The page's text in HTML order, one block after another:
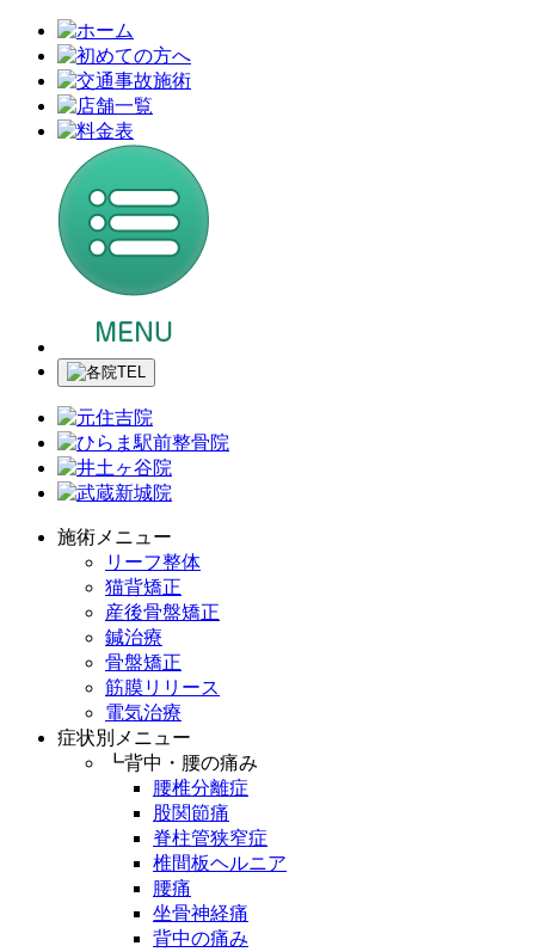
施術メニュー
リーフ整体
猫背矯正
産後骨盤矯正
鍼治療
骨盤矯正
筋膜リリース
電気治療
症状別メニュー
┗背中・腰の痛み
腰椎分離症
股関節痛
脊柱管狭窄症
椎間板ヘルニア
腰痛
坐骨神経痛
背中の痛み